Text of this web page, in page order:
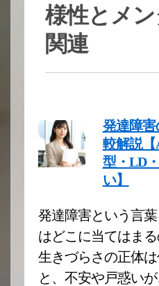
様性とメ
関連
発達障
較解説【
型・LD
い】
発達障害という言
はどこに当てはま
生きづらさの正体は
と、不安や戸惑い